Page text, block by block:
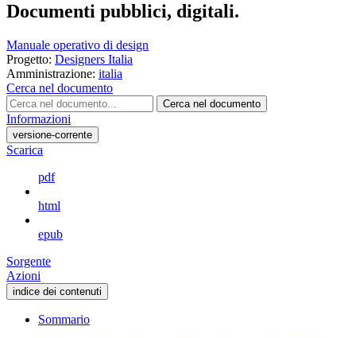
Documenti pubblici, digitali.
Manuale operativo di design
Progetto: Designers Italia
Amministrazione: italia
Cerca nel documento
Cerca nel documento
Informazioni
versione-corrente
Scarica
pdf
html
epub
Sorgente
Azioni
indice dei contenuti
Sommario